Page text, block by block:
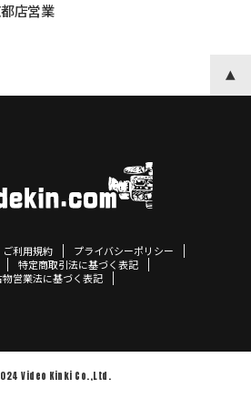
店営業
ご利用規約
プライバシーポリシー
特定商取引法に基づく表記
物営業法に基づく表記
Video Kinki Co.,Ltd.